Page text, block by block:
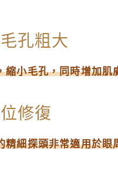
孔粗大
縮小毛孔，同時增加肌
修復
精細探頭非常適用於眼